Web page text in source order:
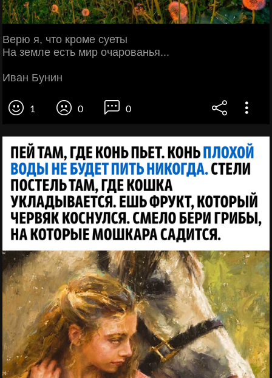
Верю я, что кроме суеты
На земле есть мир очарованья...
Иван Бунин
1 0 0